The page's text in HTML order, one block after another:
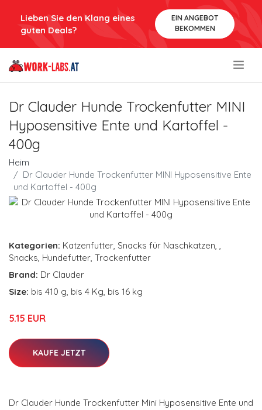
Lieben Sie den Klang eines
guten Deals?
EIN ANGEBOT
BEKOMMEN
Dr Clauder Hunde Trockenfutter MINI
Hyposensitive Ente und Kartoffel -
400g
Heim
Dr Clauder Hunde Trockenfutter MINI Hyposensitive Ente
und Kartoffel - 400g
Kategorien: Katzenfutter, Snacks für Naschkatzen, ,
Snacks, Hundefutter, Trockenfutter
Brand: Dr Clauder
Size: bis 410 g, bis 4 Kg, bis 16 kg
5.15 EUR
KAUFE JETZT
Dr Clauder Hunde Trockenfutter Mini Hyposensitive Ente und